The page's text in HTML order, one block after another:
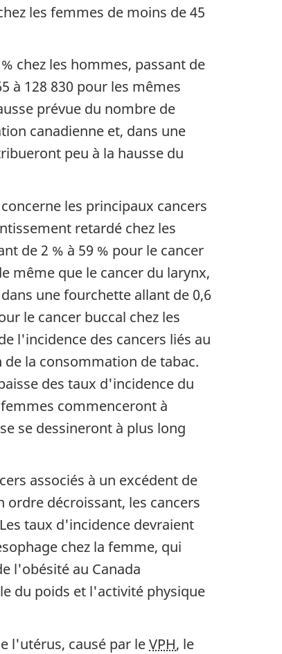
les femmes de moins de 45
chez les hommes, passant de
à 128 830 pour les mêmes
prévue du nombre de
canadienne et, dans une
peu à la hausse du
les principaux cancers
retardé chez les
de 2 % à 59 % pour le cancer
même que le cancer du larynx,
une fourchette allant de 0,6
le cancer buccal chez les
l'incidence des cancers liés au
la consommation de tabac.
Note du fin du texte
des taux d'incidence du
commenceront à
se dessineront à plus long
associés à un excédent de
ordre décroissant, les cancers
taux d'incidence devraient
chez la femme, qui
l'obésité au Canada
du poids et l'activité physique
l'utérus, causé par leVPH, le